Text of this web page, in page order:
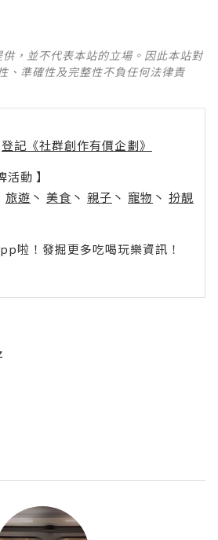
，並不代表本站的立場。因此本站對
、準確性及完整性不負任何法律責
登記《社群創作有價企劃》
動 】
旅遊 丶 美食 丶 親子 丶 寵物 丶 扮靚
啦！發掘更多吃喝玩樂資訊！